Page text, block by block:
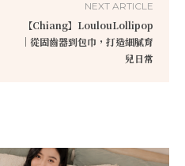
NEXT ARTICLE
【Chiang】LoulouLollipop
｜從固齒器到包巾，打造細膩育
兒日常